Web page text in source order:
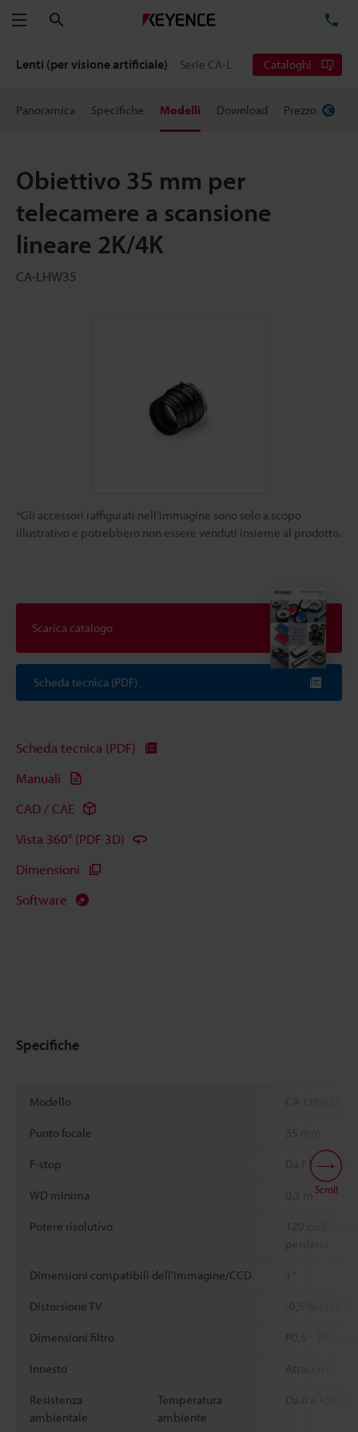
Menu
Lenti (per visione artificiale) Serie CA-L Cataloghi
Panoramica Specifiche Modelli Download Prezzo
Obiettivo 35 mm per
telecamere a scansione
lineare 2K/4K
CA-LHW35
*Gli accessori raffigurati nell'immagine sono solo a scopo
illustrativo e potrebbero non essere venduti insieme al prodotto.
Scarica catalogo
Scheda tecnica (PDF)
Scheda tecnica (PDF)
Manuali
CAD / CAE
Vista 360° (PDF 3D)
Dimensioni
Software
Specifiche
Modello CA-LHW35
Punto focale 35 mm
F-stop Da F1,4 a F16
WD minima 0,3 m
Potere risolutivo
periferia
Dimensioni compatibili dell'immagine/CCD
Distorsione TV -0,5 % (-0,3
Dimensioni filtro P0,5 - 35,5
Innesto Attacco C
Resistenza
ambientale
Temperatura
ambiente
Da 0 a +50 °C
Scroll